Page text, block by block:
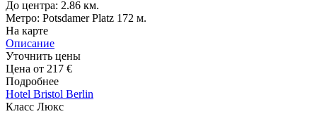
До центра: 2.86 км.
Метро: Potsdamer Platz 172 м.
На карте
Описание
Уточнить цены
Цена от 217 €
Подробнее
Hotel Bristol Berlin
Класс Люкс